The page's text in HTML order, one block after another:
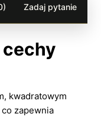
Zadaj pytanie
kwadratowym
zapewnia